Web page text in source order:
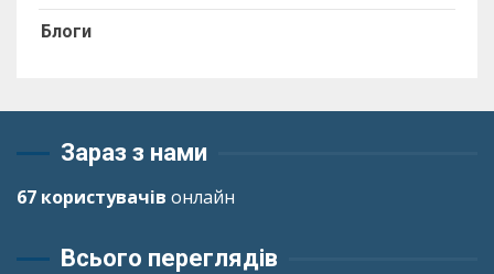
Блоги
Зараз з нами
67 користувачів онлайн
Всього переглядів